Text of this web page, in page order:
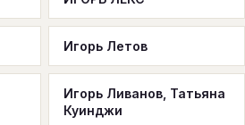
Игорь Летов
Игорь Ливанов, Татьяна
Куинджи